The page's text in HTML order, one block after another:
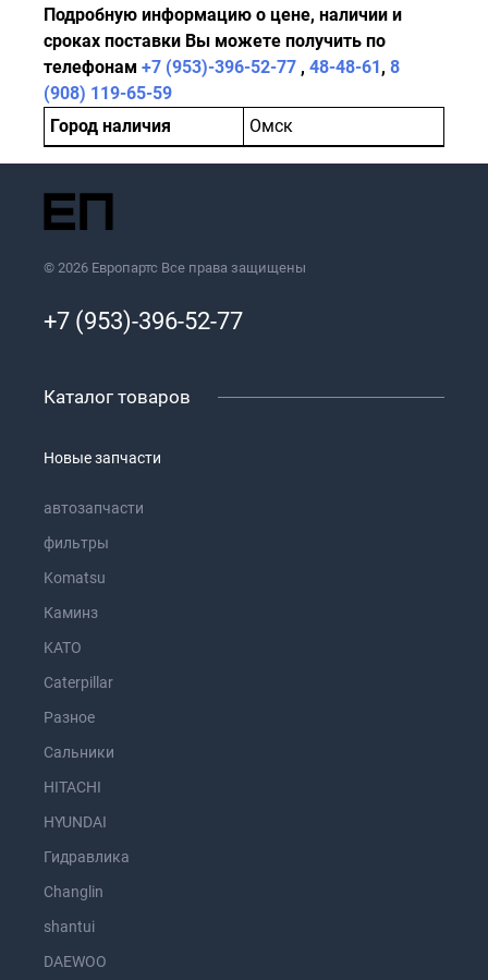
Подробную информацию о цене, наличии и
сроках поставки Вы можете получить по
телефонам +7 (953)-396-52-77 , 48-48-61, 8
(908) 119-65-59
Город наличия
Омск
© 2026 Европартс Все права защищены
+7 (953)-396-52-77
Каталог товаров
Новые запчасти
автозапчасти
фильтры
Komatsu
Каминз
KATO
Caterpillar
Разное
Сальники
HITACHI
HYUNDAI
Гидравлика
Changlin
shantui
DAEWOO